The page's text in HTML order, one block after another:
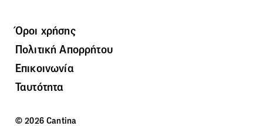
Όροι χρήσης
Πολιτική Απορρήτου
Επικοινωνία
Ταυτότητα
© 2026 Cantina